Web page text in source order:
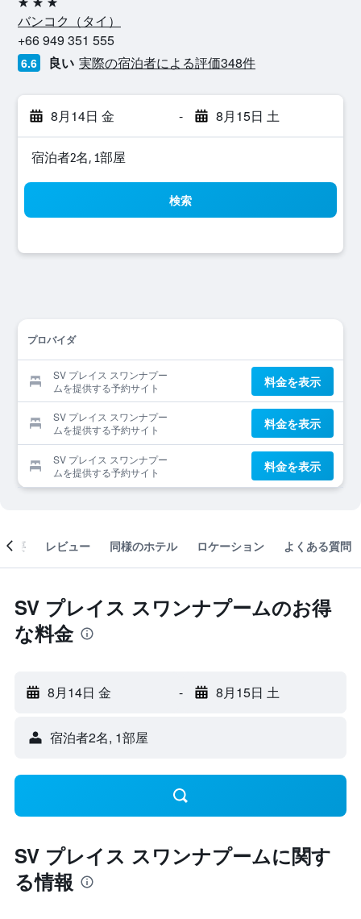
3つ星
バンコク​（タイ​）​
+66 949 351 555
6.6 良い 実際の宿泊者による評価348​件
8月14日 金 - 8月15日 土
宿泊者2名, 1​部屋
検索
プロバイダ
SV プレイス スワンナプー
ムを提供する予約サイト
料金を表示
SV プレイス スワンナプー
ムを提供する予約サイト
料金を表示
SV プレイス スワンナプー
ムを提供する予約サイト
料金を表示
概要 レビュー 同様のホテル ロケーション よくある質問
SV プレイス スワンナプームのお得
な料金
8月14日 金 - 8月15日 土
宿泊者2名, 1​部屋
SV プレイス スワンナプームに関す
る情報